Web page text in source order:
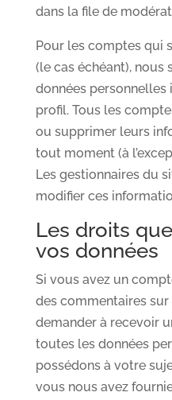
dans la file de
Pour les comptes qui
(le cas échéant),
données personnelles
profil. Tous les
ou supprimer leurs
tout moment (à
Les gestionnaires du
modifier ces
Les droits
vos données
Si vous avez un
des commentaires
demander à recevoir
toutes les données
possédons à votre
vous nous avez